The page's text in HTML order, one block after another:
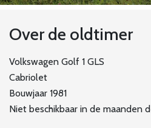
Over de oldtimer
Volkswagen Golf 1 GLS
Cabriolet
Bouwjaar 1981
Niet beschikbaar in de maanden